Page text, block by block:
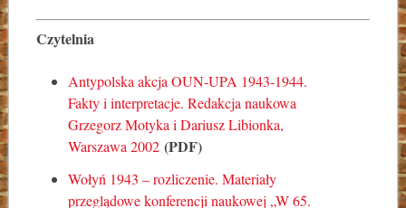
Czytelnia
Antypolska akcja OUN-UPA 1943-1944.
Fakty i interpretacje. Redakcja naukowa
Grzegorz Motyka i Dariusz Libionka,
Warszawa 2002(PDF)
Wołyń 1943 – rozliczenie. Materiały
przeglądowe konferencji naukowej „W 65.